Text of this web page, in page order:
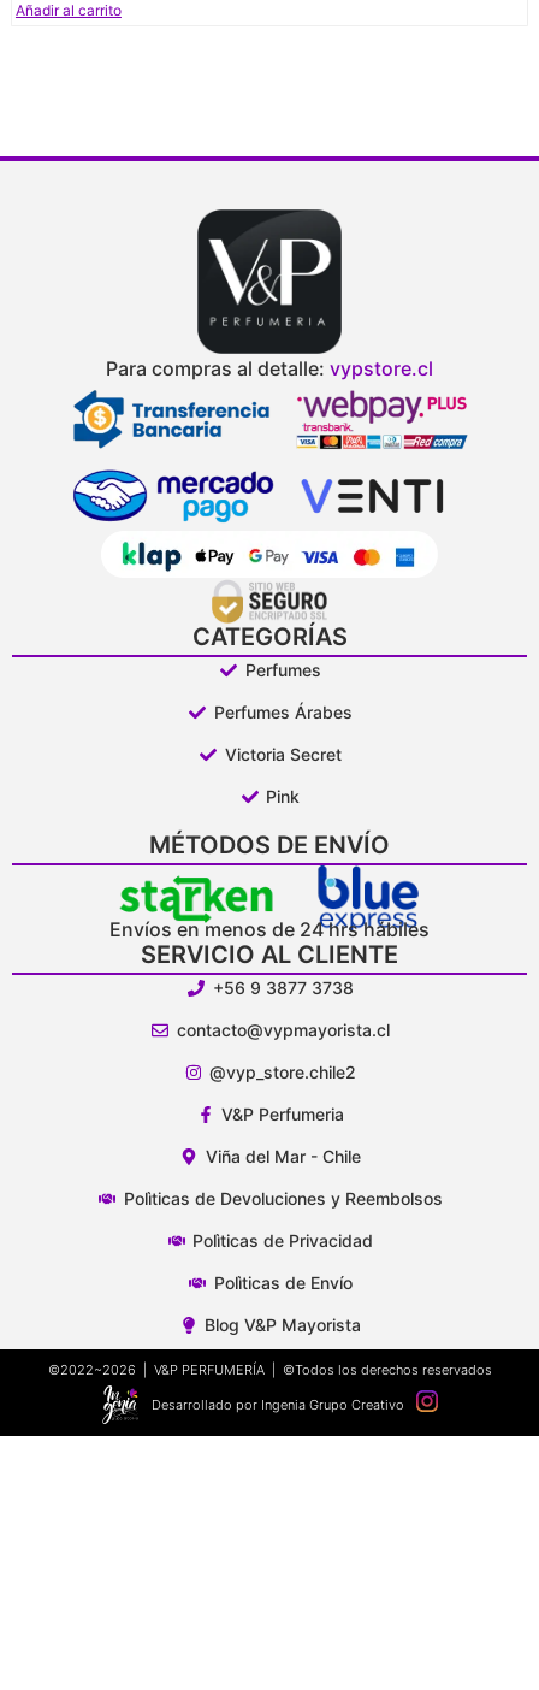
Añadir al carrito
Para compras al detalle: vypstore.cl
CATEGORÍAS
Perfumes
Perfumes Árabes
Victoria Secret
Pink
MÉTODOS DE ENVÍO
Envíos en menos de 24 hrs hábiles
SERVICIO AL CLIENTE
+56 9 3877 3738
contacto@vypmayorista.cl
@vyp_store.chile2
V&P Perfumeria
Viña del Mar - Chile
Polìticas de Devoluciones y Reembolsos
Polìticas de Privacidad
Polìticas de Envío
Blog V&P Mayorista
©2022~2026 | V&P PERFUMERÍA | ©Todos los derechos reservados
Desarrollado por Ingenia Grupo Creativo